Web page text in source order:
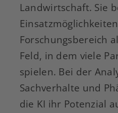
Landwirtschaft. Sie
Forschungsbereich
Feld, in dem viele
spielen. Bei der
Sachverhalte und
die KI ihr Potenzial